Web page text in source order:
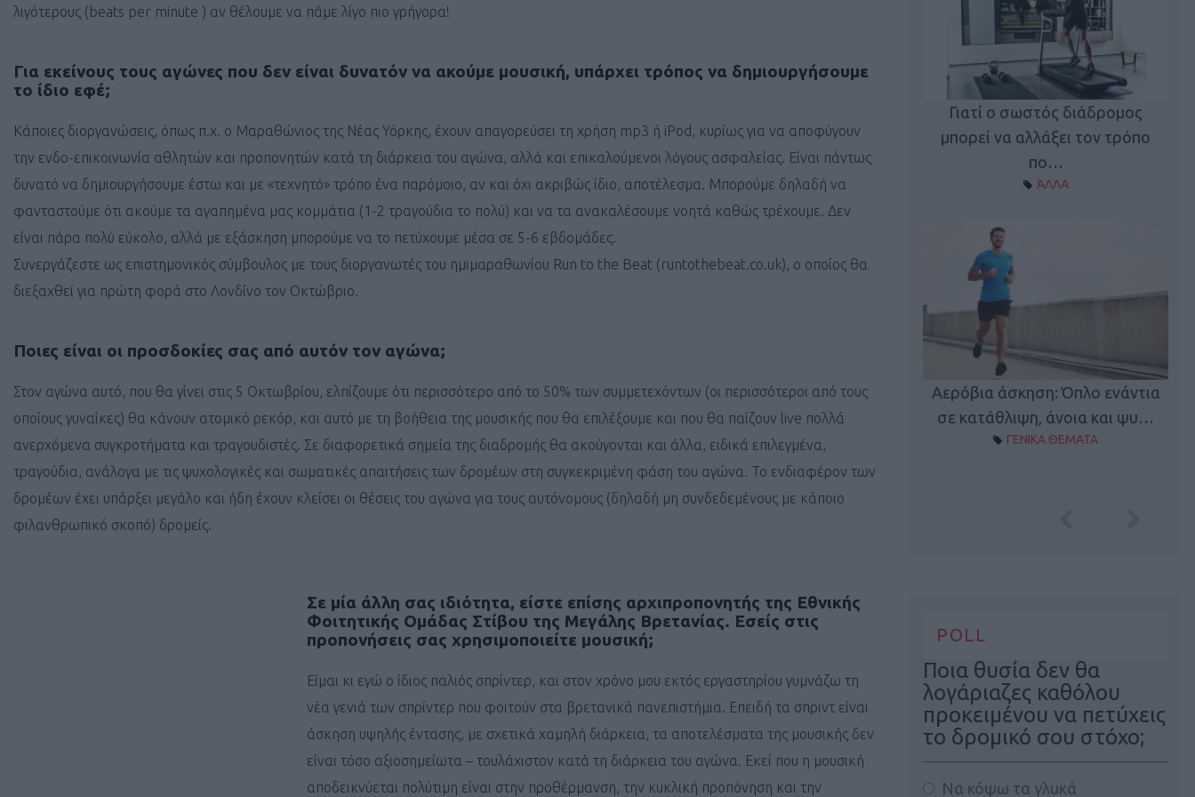
λιγότερους (beats per minute ) αν θέλουμε να πάμε λίγο πιο γρήγορα!
Για εκείνους τους αγώνες που δεν είναι δυνατόν να ακούμε μουσική, υπάρχει τρόπος να δημιουργήσουμε
το ίδιο εφέ;
Κάποιες διοργανώσεις, όπως π.χ. ο Μαραθώνιος της Νέας Υόρκης, έχουν απαγορεύσει τη χρήση mp3 ή iPod, κυρίως για να αποφύγουν
την ενδο-επικοινωνία αθλητών και προπονητών κατά τη διάρκεια του αγώνα, αλλά και επικαλούμενοι λόγους ασφαλείας. Είναι πάντως
δυνατό να δημιουργήσουμε έστω και με «τεχνητό» τρόπο ένα παρόμοιο, αν και όχι ακριβώς ίδιο, αποτέλεσμα. Μπορούμε δηλαδή να
φανταστούμε ότι ακούμε τα αγαπημένα μας κομμάτια (1-2 τραγούδια το πολύ) και να τα ανακαλέσουμε νοητά καθώς τρέχουμε. Δεν
είναι πάρα πολύ εύκολο, αλλά με εξάσκηση μπορούμε να το πετύχουμε μέσα σε 5-6 εβδομάδες.
Συνεργάζεστε ως επιστημονικός σύμβουλος με τους διοργανωτές του ημιμαραθωνίου Run to the Beat (runtothebeat.co.uk), ο οποίος θα
διεξαχθεί για πρώτη φορά στο Λονδίνο τον Οκτώβριο.
Ποιες είναι οι προσδοκίες σας από αυτόν τον αγώνα;
Στον αγώνα αυτό, που θα γίνει στις 5 Οκτωβρίου, ελπίζουμε ότι περισσότερο από το 50% των συμμετεχόντων (οι περισσότεροι από τους
οποίους γυναίκες) θα κάνουν ατομικό ρεκόρ, και αυτό με τη βοήθεια της μουσικής που θα επιλέξουμε και που θα παίζουν live πολλά
ανερχόμενα συγκροτήματα και τραγουδιστές. Σε διαφορετικά σημεία της διαδρομής θα ακούγονται και άλλα, ειδικά επιλεγμένα,
τραγούδια, ανάλογα με τις ψυχολογικές και σωματικές απαιτήσεις των δρομέων στη συγκεκριμένη φάση του αγώνα. Το ενδιαφέρον των
δρομέων έχει υπάρξει μεγάλο και ήδη έχουν κλείσει οι θέσεις του αγώνα για τους αυτόνομους (δηλαδή μη συνδεδεμένους με κάποιο
φιλανθρωπικό σκοπό) δρομείς.
Σε μία άλλη σας ιδιότητα, είστε επίσης αρχιπροπονητής της Εθνικής
Φοιτητικής Ομάδας Στίβου της Μεγάλης Βρετανίας. Εσείς στις
προπονήσεις σας χρησιμοποιείτε μουσική;
Είμαι κι εγώ ο ίδιος παλιός σπρίντερ, και στον χρόνο μου εκτός εργαστηρίου γυμνάζω τη
νέα γενιά των σπρίντερ που φοιτούν στα βρετανικά πανεπιστήμια. Επειδή τα σπριντ είναι
άσκηση υψηλής έντασης, με σχετικά χαμηλή διάρκεια, τα αποτελέσματα της μουσικής δεν
είναι τόσο αξιοσημείωτα – τουλάχιστον κατά τη διάρκεια του αγώνα. Εκεί που η μουσική
αποδεικνύεται πολύτιμη είναι στην προθέρμανση, την κυκλική προπόνηση και την
Καφές και καφεΐνη
ΓΕΝΙΚΑ ΘΕΜΑΤΑ
στην κορυφή για το 2026!
ΓΕΝΙΚΑ ΘΕΜΑΤΑ
Γιατί ο σωστός διάδρομος
μπορεί να αλλάξει τον τρόπο
πο…
ΆΛΛΑ
Αερόβια άσκηση: Όπλο ενάντια
σε κατάθλιψη, άνοια και ψυ…
ΓΕΝΙΚΑ ΘΕΜΑΤΑ
POLL
Ποια θυσία δεν θα
λογάριαζες καθόλου
προκειμένου να πετύχεις
το δρομικό σου στόχο;
Να κόψω τα γλυκά